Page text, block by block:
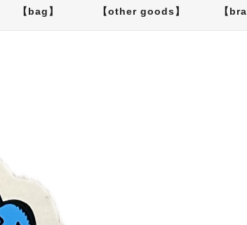
【bag】 【other goods】 【